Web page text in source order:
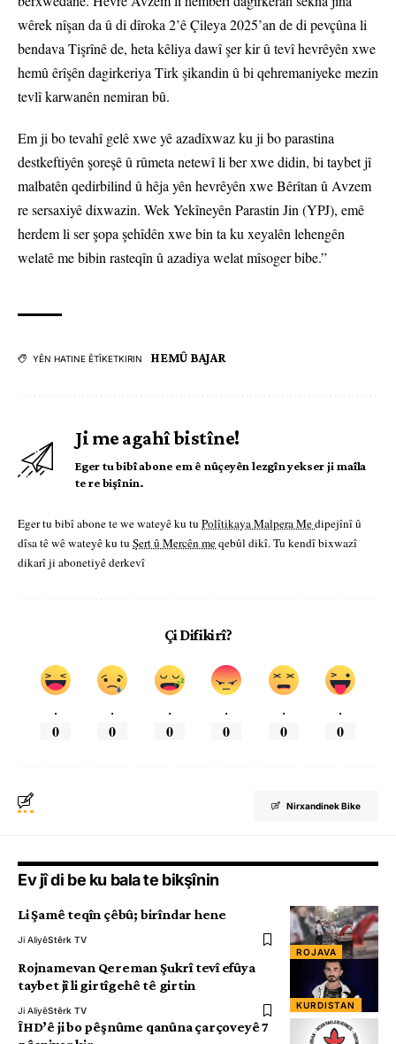
wêrek nîşan da û di dîroka 2’ê Çileya 2025’an de di pevçûna li
bendava Tişrînê de, heta kêliya dawî şer kir û tevî hevrêyên xwe
hemû êrîşên dagirkeriya Tirk şikandin û bi qehremaniyeke mezin
tevlî karwanên nemiran bû.
Em ji bo tevahî gelê xwe yê azadîxwaz ku ji bo parastina
destkeftiyên şoreşê û rûmeta netewî li ber xwe didin, bi taybet jî
malbatên qedirbilind û hêja yên hevrêyên xwe Bêrîtan û Avzem
re sersaxiyê dixwazin. Wek Yekîneyên Parastin Jin (YPJ), emê
herdem li ser şopa şehîdên xwe bin ta ku xeyalên lehengên
welatê me bibin rasteqîn û azadiya welat mîsoger bibe.”
YÊN HATINE ÊTÎKETKIRIN HEMÛ BAJAR
Ji me agahî bistîne!
Eger tu bibî abone em ê nûçeyên lezgîn yekser ji maîla
te re bişînin.
Eger tu bibî abone te we wateyê ku tu Polîtikaya Malpera Medipejînî û
dîsa tê wê wateyê ku tu Şert û Mercên meqebûl dikî. Tu kendî bixwazî
dikarî ji abonetiyê derkevî
Çi Difikirî?
.
0
.
0
.
0
.
0
.
0
.
0
Nirxandinek Bike
Ev jî di be ku bala te bikşînin
ROJAVA
Li Şamê teqîn çêbû; birîndar hene
Ji AliyêStêrk TV
KURDISTAN
Rojnamevan Qereman Şukrî tevî efûya
taybet jî li girtîgehê tê girtin
Ji AliyêStêrk TV
ÎHD’ê ji bo pêşnûme qanûna çarçoveyê 7